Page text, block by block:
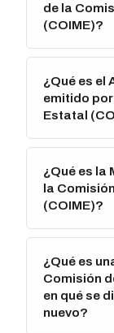
de la
(COIME)?
¿Qué es el
emitido
Estatal
¿Qué es la
la
(COIME)?
¿Qué es
Comisión
en qué se
nuevo?